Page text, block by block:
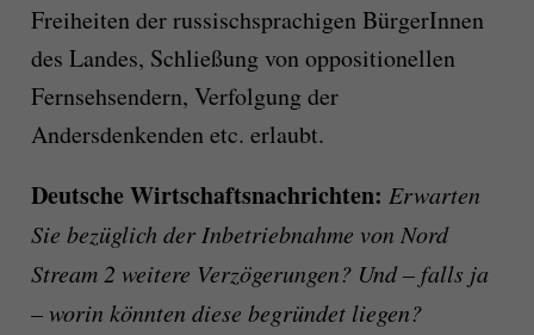
Freiheiten der russischsprachigen BürgerInnen
des Landes, Schließung von oppositionellen
Fernsehsendern, Verfolgung der
Andersdenkenden etc. erlaubt.
Deutsche Wirtschaftsnachrichten: Erwarten
Sie bezüglich der Inbetriebnahme von Nord
Stream 2 weitere Verzögerungen? Und – falls ja
– worin könnten diese begründet liegen?